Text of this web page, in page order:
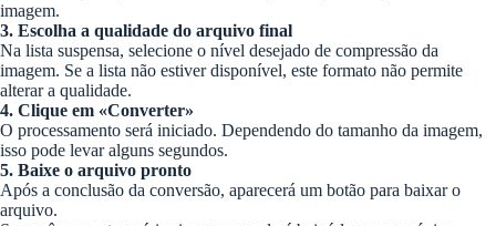
imagem.
3. Escolha a qualidade do arquivo final
Na lista suspensa, selecione o nível desejado de compressão da
imagem. Se a lista não estiver disponível, este formato não permite
alterar a qualidade.
4. Clique em «Converter»
O processamento será iniciado. Dependendo do tamanho da imagem,
isso pode levar alguns segundos.
5. Baixe o arquivo pronto
Após a conclusão da conversão, aparecerá um botão para baixar o
arquivo.